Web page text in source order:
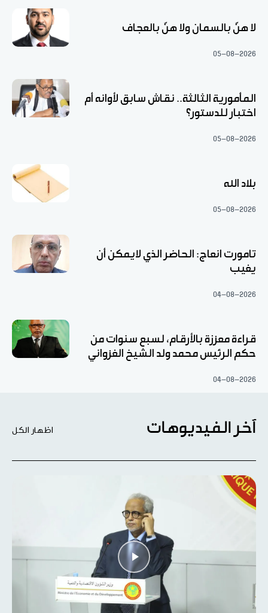
لا هنّ بالسمان ولا هنّ بالعجاف
05-08-2026
المأمورية الثالثة.. نقاش سابق لأوانه أم
اختبار للدستور؟
05-08-2026
بلاد الله
05-08-2026
تامورت انعاج: الحاضر الذي لايمكن أن
يغيب
04-08-2026
قراءة معززة بالأرقام، لسبع سنوات من
حكم الرئيس محمد ولد الشيخ الغزواني
04-08-2026
آخر الفيديوهات اظهار الكل